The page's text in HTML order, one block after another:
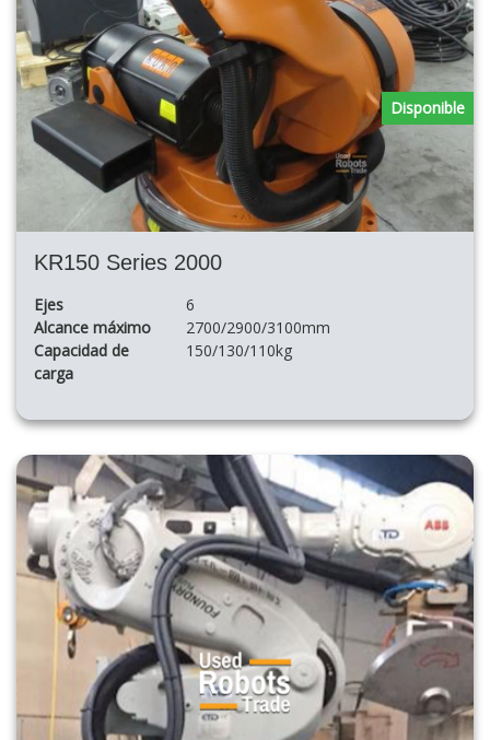
KR150 Series 2000
Ejes
6
Alcance máximo
2700/2900/3100mm
Capacidad de
carga
150/130/110kg
Disponible